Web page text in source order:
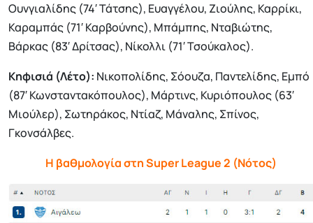
Ουνγιαλίδης (74′ Τάτσης), Ευαγγέλου, Ζιούλης, Καρρίκι,
Καραμπάς (71′ Καρβούνης), Μπάμπης, Νταβιώτης,
Βάρκας (83′ Δρίτσας), Νίκολλι (71′ Τσούκαλος).
Κηφισιά (Λέτο): Νικοπολίδης, Σόουζα, Παντελίδης, Εμπό
(87′ Κωνσταντακόπουλος), Μάρτινς, Κυριόπουλος (63′
Μιούλερ), Σωτηράκος, Ντίαζ, Μάναλης, Σπίνος,
Γκονσάλβες.
Η βαθμολογία στη Super League 2 (Νότος)